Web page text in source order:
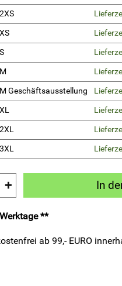
Geschäftsausstellung
+ In
**
ab 99,- EURO